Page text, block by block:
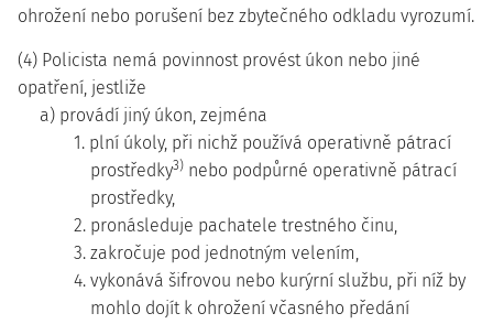
ohrožení nebo porušení bez zbytečného odkladu vyrozumí.
(4) Policista nemá povinnost provést úkon nebo jiné
opatření, jestliže
a) provádí jiný úkon, zejména
1. plní úkoly, při nichž používá operativně pátrací
prostředky3) nebo podpůrné operativně pátrací
prostředky,
2. pronásleduje pachatele trestného činu,
3. zakročuje pod jednotným velením,
4. vykonává šifrovou nebo kurýrní službu, při níž by
mohlo dojít k ohrožení včasného předání